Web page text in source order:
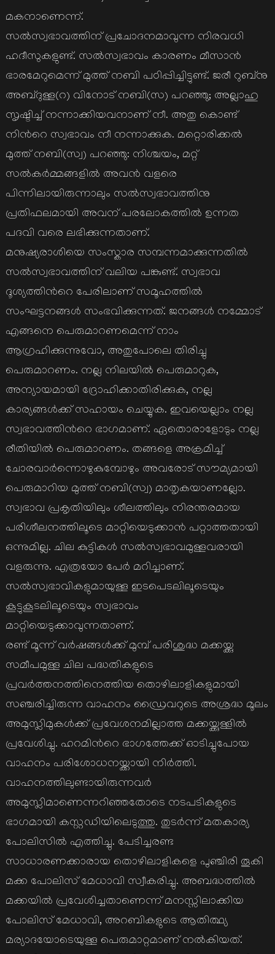
മകനാണെന്ന്.
സല്‍സ്വഭാവത്തിന് പ്രചോദനമാവുന്ന നിരവധി
ഹദീസുകളുണ്ട്. സല്‍സ്വഭാവം കാരണം മീസാന്‍
ഭാരമേറുമെന്ന് മുത്ത്‌ നബി പഠിപ്പിച്ചിട്ടുണ്ട്‌. ജരീ റുബ്നു
അബ്ദുള്ള(റ) വിനോട് നബി(സ) പറഞ്ഞു; അല്ലാഹു
സൃഷ്ടിച്ച് നന്നാക്കിയവനാണ് നീ. അതു കൊണ്ട്
നിന്‍റെ സ്വഭാവം നീ നന്നാക്കുക. മറ്റൊരിക്കല്‍
മുത്ത് നബി(സ്വ) പറഞ്ഞു: നിശ്ചയം, മറ്റ്
സല്‍കര്‍മ്മങ്ങളില്‍ അവന്‍ വളരെ
പിന്നിലായിരുന്നാലും സല്‍സ്വഭാവത്തിനു
പ്രതിഫലമായി അവന് പരലോകത്തില്‍ ഉന്നത
പദവി വരെ ലഭിക്കുന്നതാണ്.
മനുഷ്യരാശിയെ സംസ്കാര സമ്പന്നമാക്കുന്നതില്‍
സല്‍സ്വഭാവത്തിന് വലിയ പങ്കുണ്ട്. സ്വഭാവ
ദൂശ്യത്തിന്‍റെ പേരിലാണ് സമൂഹത്തില്‍
സംഘട്ടനങ്ങള്‍ സംഭവിക്കുന്നത്. ജനങ്ങള്‍ നമ്മോട്
എങ്ങനെ പെരുമാറണമെന്ന് നാം
ആഗ്രഹിക്കുന്നുവോ, അതുപോലെ തിരിച്ചു
പെരുമാറണം. നല്ല നിലയില്‍ പെരുമാറുക,
അന്യായമായി ദ്രോഹിക്കാതിരിക്കുക, നല്ല
കാര്യങ്ങള്‍ക്ക് സഹായം ചെയ്യുക. ഇവയെല്ലാം നല്ല
സ്വഭാവത്തിന്‍റെ ഭാഗമാണ്. ഏതൊരാളോടും നല്ല
രീതിയില്‍ പെരുമാറണം. തങ്ങളെ അക്രമിച്ച്
ചോരവാര്‍ന്നൊഴുകുമ്പോഴും അവരോട് സൗമ്യമായി
പെരുമാറിയ മുത്ത് നബി(സ്വ) മാതൃകയാണല്ലോ.
സ്വഭാവ പ്രകൃതിയിലും ശീലത്തിലും നിരന്തരമായ
പരിശീലനത്തിലൂടെ മാറ്റിയെടുക്കാന്‍ പറ്റാത്തതായി
ഒന്നുമില്ല. ചില കുട്ടികള്‍ സല്‍സ്വഭാവമുള്ളവരായി
വളരുന്നു. എത്രയോ പേര്‍ മറിച്ചാണ്.
സല്‍സ്വഭാവികളുമായുള്ള ഇടപെടലിലൂടെയും
കൂട്ടുകൂടലിലൂടെയും സ്വഭാവം
മാറ്റിയെടുക്കാവുന്നതാണ്.
രണ്ട് മൂന്ന് വര്‍ഷങ്ങള്‍ക്ക് മുമ്പ് പരിശുദ്ധ മക്കയ്ക്കു
സമീപമുള്ള ചില പദ്ധതികളുടെ
പ്രവര്‍ത്തനത്തിനെത്തിയ തൊഴിലാളികളുമായി
സഞ്ചരിച്ചിരുന്ന വാഹനം ഡ്രൈവറുടെ അശ്രദ്ധ മൂലം
അമുസ്ലിമുകള്‍ക്ക് പ്രവേശനമില്ലാത്ത മക്കയ്ക്കുള്ളില്‍
പ്രവേശിച്ചു. ഹറമിന്‍റെ ഭാഗത്തേക്ക് ഓടിച്ചുപോയ
വാഹനം പരിശോധനയ്ക്കായി നിര്‍ത്തി.
വാഹനത്തിലുണ്ടായിരുന്നവര്‍
അമുസ്ലിമാണെന്നറിഞ്ഞതോടെ നടപടികളുടെ
ഭാഗമായി കസ്റ്റഡിയിലെടുത്തു. തുടര്‍ന്ന് മതകാര്യ
പോലിസില്‍ എത്തിച്ചു. പേടിച്ചരണ്ട
സാധാരണക്കാരായ തൊഴിലാളികളെ പുഞ്ചിരി തൂകി
മക്ക പോലിസ് മേധാവി സ്വീകരിച്ചു. അബദ്ധത്തില്‍
മക്കയില്‍ പ്രവേശിച്ചതാണെന്ന് മനസ്സിലാക്കിയ
പോലിസ് മേധാവി, അറബികളുടെ ആതിത്ഥ്യ
മര്യാദയോടെയുള്ള പെരുമാറ്റമാണ് നല്‍കിയത്.